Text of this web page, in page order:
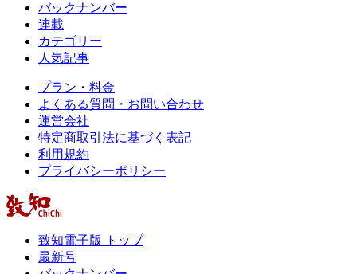
バックナンバー
連載
カテゴリー
人気記事
プラン・料金
よくある質問・お問い合わせ
運営会社
特定商取引法に基づく表記
利用規約
プライバシーポリシー
致知電子版 トップ
最新号